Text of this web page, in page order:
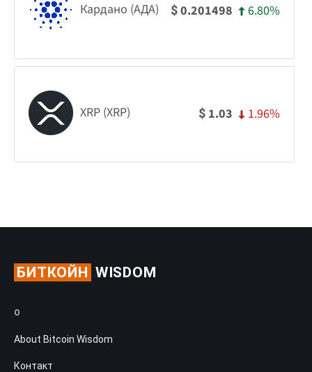
Кардано (АДА) $0.201498 6.80%
XRP (XRP) $ 1.03 1.96%
БИТКОЙН WISDOM
О
About Bitcoin Wisdom
Контакт